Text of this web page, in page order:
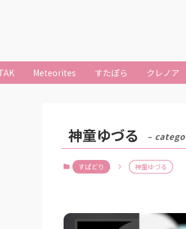
Meteorites すたぽら クレノア
神童ゆづる –
すぱどり 神童ゆづる